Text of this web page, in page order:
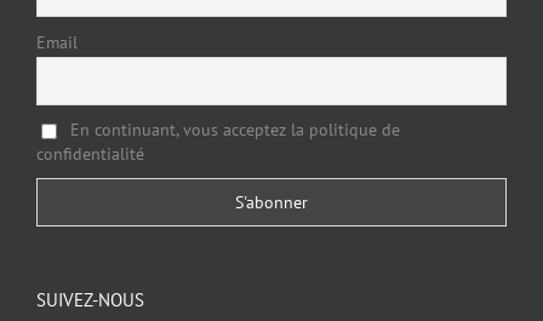
Email
En continuant, vous acceptez la politique de
confidentialité
SUIVEZ-NOUS